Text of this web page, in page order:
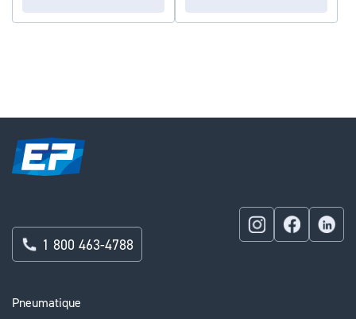
Pneumatique
1 800 463-4788